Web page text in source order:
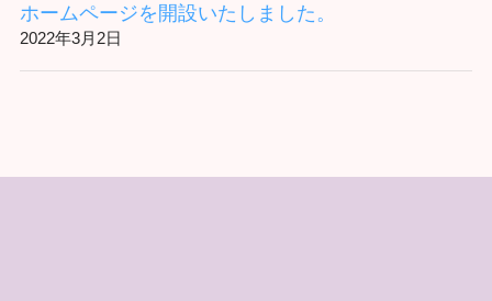
ホームページを開設いたしました。
2022年3月2日